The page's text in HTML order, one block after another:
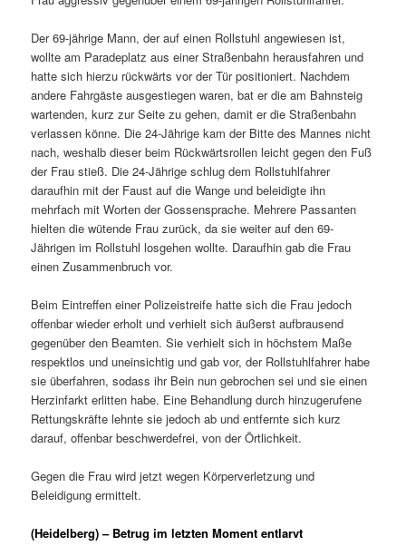
Der 69-jährige Mann, der auf einen Rollstuhl angewiesen ist,
wollte am Paradeplatz aus einer Straßenbahn herausfahren und
hatte sich hierzu rückwärts vor der Tür positioniert. Nachdem
andere Fahrgäste ausgestiegen waren, bat er die am Bahnsteig
wartenden, kurz zur Seite zu gehen, damit er die Straßenbahn
verlassen könne. Die 24-Jährige kam der Bitte des Mannes nicht
nach, weshalb dieser beim Rückwärtsrollen leicht gegen den Fuß
der Frau stieß. Die 24-Jährige schlug dem Rollstuhlfahrer
daraufhin mit der Faust auf die Wange und beleidigte ihn
mehrfach mit Worten der Gossensprache. Mehrere Passanten
hielten die wütende Frau zurück, da sie weiter auf den 69-
Jährigen im Rollstuhl losgehen wollte. Daraufhin gab die Frau
einen Zusammenbruch vor.
Beim Eintreffen einer Polizeistreife hatte sich die Frau jedoch
offenbar wieder erholt und verhielt sich äußerst aufbrausend
gegenüber den Beamten. Sie verhielt sich in höchstem Maße
respektlos und uneinsichtig und gab vor, der Rollstuhlfahrer habe
sie überfahren, sodass ihr Bein nun gebrochen sei und sie einen
Herzinfarkt erlitten habe. Eine Behandlung durch hinzugerufene
Rettungskräfte lehnte sie jedoch ab und entfernte sich kurz
darauf, offenbar beschwerdefrei, von der Örtlichkeit.
Gegen die Frau wird jetzt wegen Körperverletzung und
Beleidigung ermittelt.
(Heidelberg) – Betrug im letzten Moment entlarvt